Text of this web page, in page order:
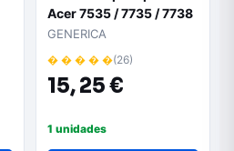
Acer 7535 / 7735 / 7738
/ 7738g
GENERICA
� � � � �(26)
15,25 €
1 unidades